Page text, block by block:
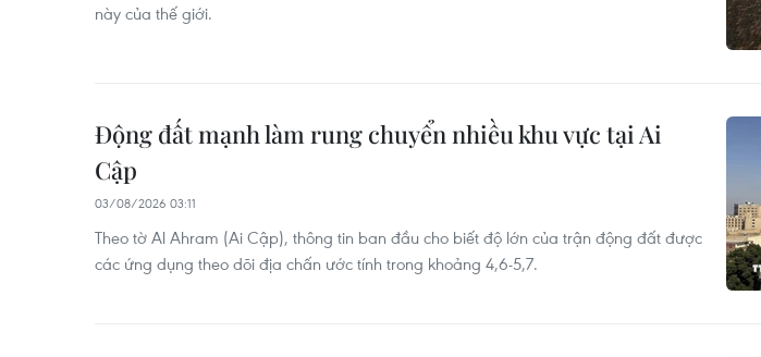
này của thế giới.
Động đất mạnh làm rung chuyển nhiều khu vực tại Ai
Cập
03/08/2026 03:11
Theo tờ Al Ahram (Ai Cập), thông tin ban đầu cho biết độ lớn của trận động đất được
các ứng dụng theo dõi địa chấn ước tính trong khoảng 4,6-5,7.